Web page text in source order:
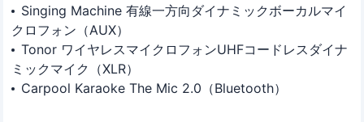
Singing Machine 有線一方向ダイナミックボーカルマイ
クロフォン（AUX）
Tonor ワイヤレスマイクロフォンUHFコードレスダイナ
ミックマイク（XLR）
Carpool Karaoke The Mic 2.0（Bluetooth）